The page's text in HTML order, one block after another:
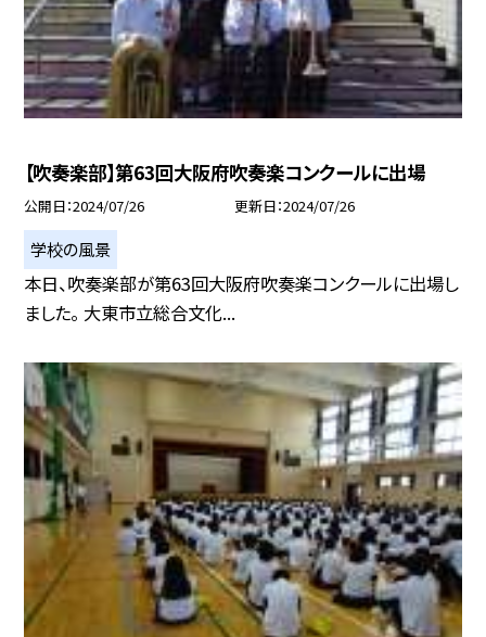
【吹奏楽部】第63回大阪府吹奏楽コンクールに出場
公開日 2024/07/26 更新日 2024/07/26
学校の風景
本日、吹奏楽部が第63回大阪府吹奏楽コンクールに出場し
ました。 大東市立総合文化...